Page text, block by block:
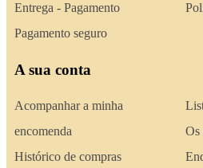
Entrega - Pagamento
Pagamento seguro
A sua conta
Acompanhar a minha
encomenda
Histórico de compras
Os